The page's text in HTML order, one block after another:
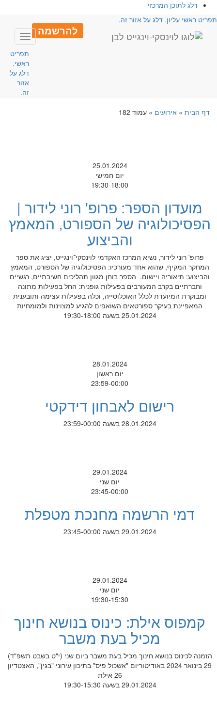
דלג לתוכן המרכזי
ראשי עליון. דלג על אזור זה.
להרשמה
Toggle
תפריט
ראשי.
דלג על
אזור
זה.
דף הבית» אירועים» עמוד 182
25.01.2024
יום חמישי
19:30-18:00
מועדון הספר: פרופ' רוני לידור |
הפסיכולוגיה של הספורט, המאמץ
והביצוע
פרופ' רוני לידור, נשיא המרכז האקדמי לוינסקי־וינגייט, יציג את ספר
המחקר המקיף, שהוא אחד מעורכיו: הפסיכולוגיה של הספורט, המאמץ
והביצוע: תיאוריה ויישום. הספר בוחן מגוון תהליכים חשיבתיים, רגשיים
וחברתיים בקרב המעורבים בפעילות גופנית: החל בפעילות מתונה
ומבוקרת המיועדת לכלל האוכלוסייה, וכלה בפעילות עצימה ותובענית
המאפיינת בעיקר ספורטאים השואפים להגיע למצוינות ולמומחיות
25.01.2024 בשעה 19:30-18:00
28.01.2024
יום ראשון
23:59-00:00
רישום לאבחון דידקטי
28.01.2024 בשעה 23:59-00:00
29.01.2024
יום שני
23:45-00:00
דמי הרשמה מחנכת מטפלת
29.01.2024 בשעה 23:45-00:00
29.01.2024
יום שני
19:30-15:30
קמפוס אילת: כינוס בנושא חינוך
מכיל בעת משבר
הזמנה לכינוס בנושא חינוך מכיל בעת משבר ביום שני (י"ט בשבט תשפ"ד)
29 בינואר 2024 באודיטוריום "אשכול פיס" בתיכון עירוני "בגין", האצטדיון
26 אילת
29.01.2024 בשעה 19:30-15:30